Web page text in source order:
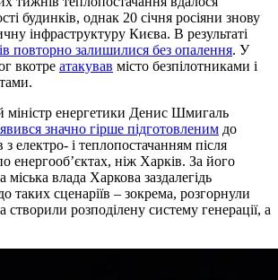
будинків, однак 20 січня росіяни знову
інфраструктуру Києва. В результаті
повторно залишилися без опалення. У
вкотре атакував місто безпілотниками і
міністр енергетики Денис Шмигаль
значно гірше підготовленим до
електро- і теплопостачанням після
енергооб’єктах, ніж Харків. За його
міська влада Харкова заздалегідь
таких сценаріїв – зокрема, розгорнули
створили розподілену систему генерації, а